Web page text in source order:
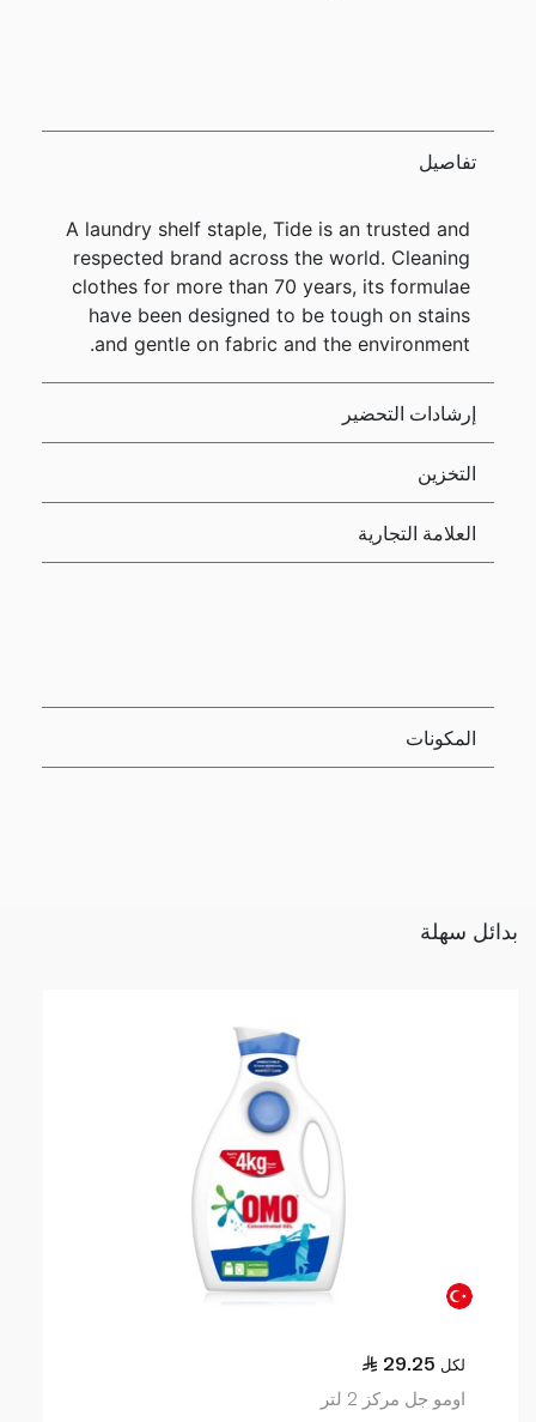
تفاصيل
A laundry shelf staple, Tide is an trusted and
respected brand across the world. Cleaning
clothes for more than 70 years, its formulae
have been designed to be tough on stains
and gentle on fabric and the environment.
إرشادات التحضير
التخزين
العلامة التجارية
المكونات
بدائل سهلة
29.25 لكل
اومو جل مركز 2 لتر